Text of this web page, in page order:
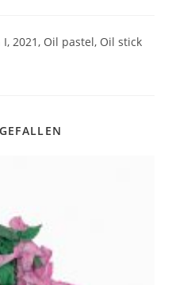
2021, Oil pastel, Oil stick